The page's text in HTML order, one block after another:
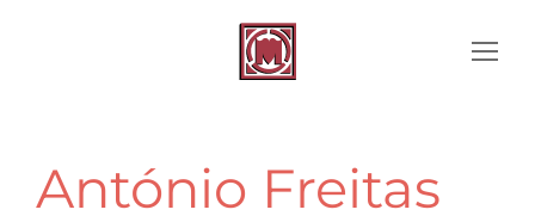
António Freitas